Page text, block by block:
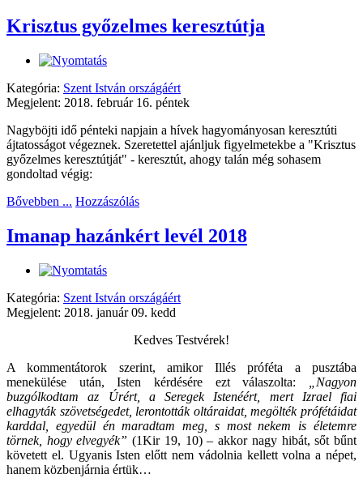
Krisztus győzelmes keresztútja
Kategória: Szent István országáért
Megjelent: 2018. február 16. péntek
Nagyböjti idő pénteki napjain a hívek hagyományosan keresztúti
ájtatosságot végeznek. Szeretettel ajánljuk figyelmetekbe a "Krisztus
győzelmes keresztútját" - keresztút, ahogy talán még sohasem
gondoltad végig:
Bővebben ... Hozzászólás
Imanap hazánkért levél 2018
Kategória: Szent István országáért
Megjelent: 2018. január 09. kedd
Kedves Testvérek!
A kommentátorok szerint, amikor Illés próféta a pusztába
menekülése után, Isten kérdésére ezt válaszolta:
„Nagyon
buzgólkodtam az Úrért, a Seregek Istenéért, mert Izrael fiai
elhagyták szövetségedet, lerontották oltáraidat, megölték prófétáidat
karddal, egyedül én maradtam meg, s most nekem is életemre
törnek, hogy elvegyék” (1Kir 19, 10) – akkor nagy hibát, sőt bűnt
követett el. Ugyanis Isten előtt nem vádolnia kellett volna a népet,
hanem közbenjárnia értük…